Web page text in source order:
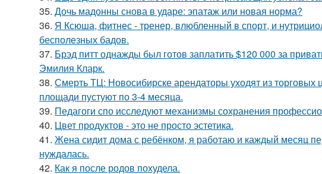
35. Дочь мадонны снова в ударе: эпатаж или новая норма?
36. Я Ксюша, фитнес - тренер, влюбленный в спорт, и
бесполезных бадов.
37. Брэд питт однажды был готов заплатить $120 000 за
Эмилия Кларк.
38. Смерть ТЦ: Новосибирске арендаторы уходят из торговых
площади пустуют по 3-4 месяца.
39. Педагоги спо исследуют механизмы сохранения
40. Цвет продуктов - это не просто эстетика.
41. Жена сидит дома с ребёнком, я работаю и каждый месяц
нуждалась.
42. Как я после родов похудела.